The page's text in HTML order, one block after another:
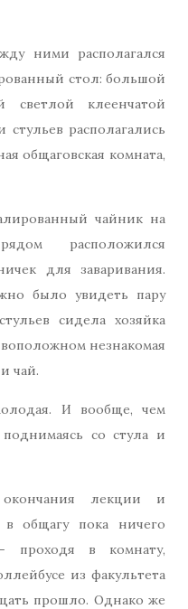
ними располагался
стол: большой
клеенчатой
располагались
общаговская комната,
чайник на
расположился
для заваривания.
было увидеть пару
сидела хозяйка
незнакомая
чай.
И вообще, чем
со стула и
лекции и
общагу пока ничего
проходя в комнату,
из факультета
прошло. Однако же